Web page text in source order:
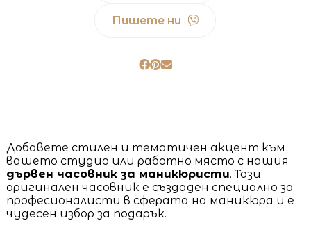
Пишете ни
Добавете стилен и тематичен акцент към
вашето студио или работно място с нашия
дървен часовник за маникюристи. Този
оригинален часовник е създаден специално за
професионалисти в сферата на маникюра и е
чудесен избор за подарък.